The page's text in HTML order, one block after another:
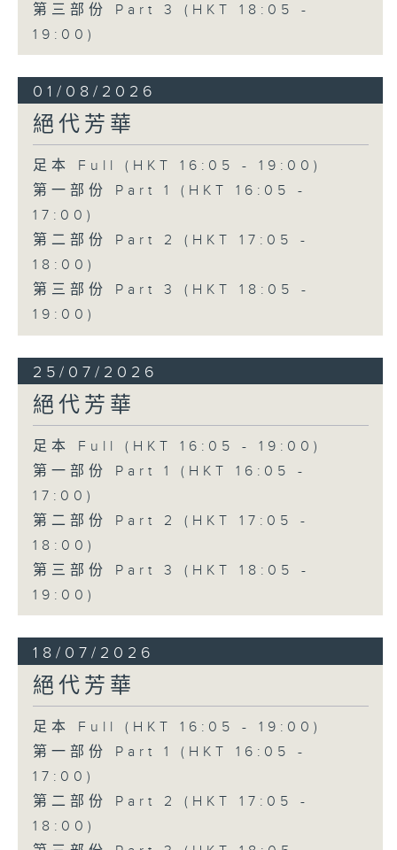
第三部份 Part 3 (HKT 18:05 -
19:00)
01/08/2026
絕代芳華
足本 Full (HKT 16:05 - 19:00)
第一部份 Part 1 (HKT 16:05 -
17:00)
第二部份 Part 2 (HKT 17:05 -
18:00)
第三部份 Part 3 (HKT 18:05 -
19:00)
25/07/2026
絕代芳華
足本 Full (HKT 16:05 - 19:00)
第一部份 Part 1 (HKT 16:05 -
17:00)
第二部份 Part 2 (HKT 17:05 -
18:00)
第三部份 Part 3 (HKT 18:05 -
19:00)
18/07/2026
絕代芳華
足本 Full (HKT 16:05 - 19:00)
第一部份 Part 1 (HKT 16:05 -
17:00)
第二部份 Part 2 (HKT 17:05 -
18:00)